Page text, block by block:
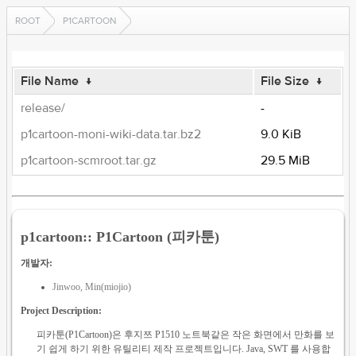
ROOT P1CARTOON
File Name ↓ File Size ↓
release/
-
p1cartoon-moni-wiki-data.tar.bz2
9.0 KiB
p1cartoon-scmroot.tar.gz
29.5 MiB
p1cartoon:: P1Cartoon (피카툰)
개발자:
Jinwoo, Min(miojio)
Project Description:
피카툰(P1Cartoon)은 후지쯔 P1510 노트북같은 작은 화면에서 만화를 보
기 쉽게 하기 위한 유틸리티 제작 프로젝트입니다. Java, SWT 를 사용합